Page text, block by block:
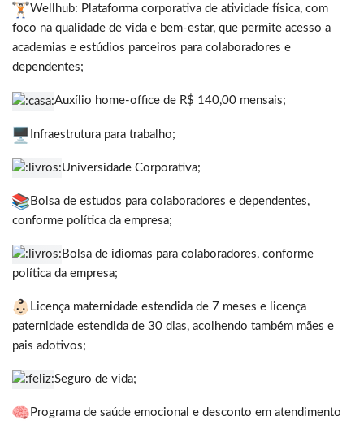
Wellhub: Plataforma corporativa de atividade física, com
foco na qualidade de vida e bem-estar, que permite acesso a
academias e estúdios parceiros para colaboradores e
dependentes;
Auxílio home-office de R$ 140,00 mensais;
Infraestrutura para trabalho;
Universidade Corporativa;
Bolsa de estudos para colaboradores e dependentes,
conforme política da empresa;
Bolsa de idiomas para colaboradores, conforme
política da empresa;
Licença maternidade estendida de 7 meses e licença
paternidade estendida de 30 dias, acolhendo também mães e
pais adotivos;
Seguro de vida;
Programa de saúde emocional e desconto em atendimento